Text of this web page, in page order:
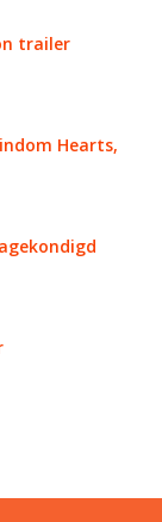
trailer
Hearts,